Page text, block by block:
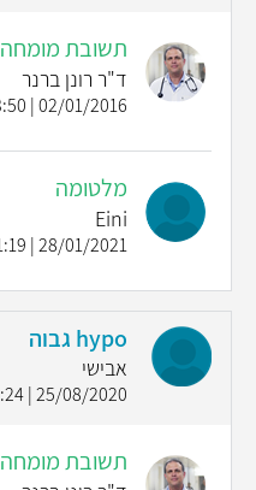
תשובת מומחה
ד"ר רונן ברנר
02/01/2016 | 23:50
מלטומה
Eini
28/01/2021 | 21:19
hypo גבוה
אבישי
25/08/2020 | 11:24
תשובת מומחה